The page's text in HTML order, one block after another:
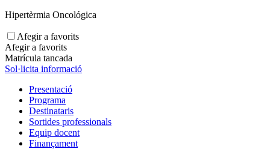
Hipertèrmia Oncológica
Afegir a favorits
Afegir a favorits
Matrícula tancada
Sol·licita informació
Presentació
Programa
Destinataris
Sortides professionals
Equip docent
Finançament